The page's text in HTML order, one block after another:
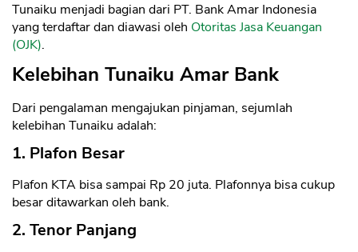
Tunaiku menjadi bagian dari PT. Bank Amar Indonesia
yang terdaftar dan diawasi oleh Otoritas Jasa Keuangan
(OJK).
Kelebihan Tunaiku Amar Bank
Dari pengalaman mengajukan pinjaman, sejumlah
kelebihan Tunaiku adalah:
1. Plafon Besar
Plafon KTA bisa sampai Rp 20 juta. Plafonnya bisa cukup
besar ditawarkan oleh bank.
2. Tenor Panjang